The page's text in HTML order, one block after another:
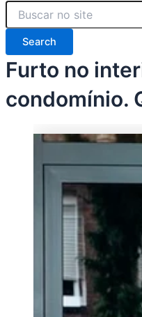
Search
Furto no
condomínio.